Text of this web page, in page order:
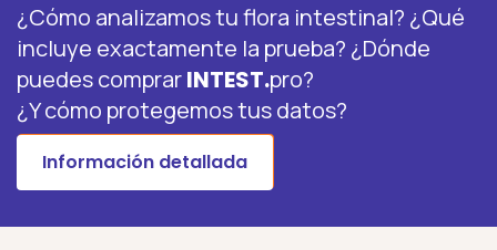
¿Cómo analizamos tu flora intestinal? ¿Qué
incluye exactamente la prueba? ¿Dónde
puedes comprarINTEST.pro?
¿Y cómo protegemos tus datos?
Información detallada